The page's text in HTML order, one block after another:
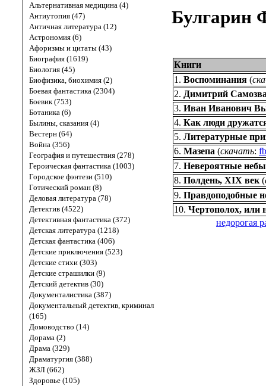
Альтернативная медицина (4)
Антиутопия (47)
Античная литература (12)
Астрономия (6)
Афоризмы и цитаты (43)
Биография (1619)
Биология (45)
Биофизика, биохимия (2)
Боевая фантастика (2304)
Боевик (753)
Ботаника (6)
Былины, сказания (4)
Вестерн (64)
Война (356)
География и путешествия (278)
Героическая фантастика (1003)
Городское фэнтези (510)
Готический роман (8)
Деловая литература (78)
Детектив (4522)
Детективная фантастика (372)
Детская литература (1218)
Детская фантастика (406)
Детские приключения (523)
Детские стихи (303)
Детские страшилки (9)
Детский детектив (30)
Документалистика (387)
Документальный детектив, криминал
(165)
Домоводство (14)
Дорама (2)
Драма (329)
Драматургия (388)
ЖЗЛ (662)
Здоровье (105)
Булгарин
Книги
1. Воспоминания (
2. Димитрий
3. Иван Иванович
4. Как люди
5. Литературные
6. Мазепа (скачать:
7. Невероятные
8. Полдень, XIX век(
9. Правдоподобные
10. Чертополох,
недорогая